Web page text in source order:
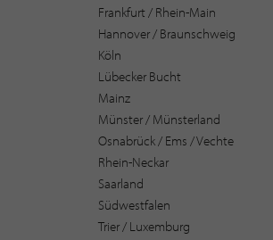
Frankfurt / Rhein-Main
Hannover / Braunschweig
Köln
Lübecker Bucht
Mainz
Münster / Münsterland
Osnabrück / Ems / Vechte
Rhein-Neckar
Saarland
Südwestfalen
Trier / Luxemburg